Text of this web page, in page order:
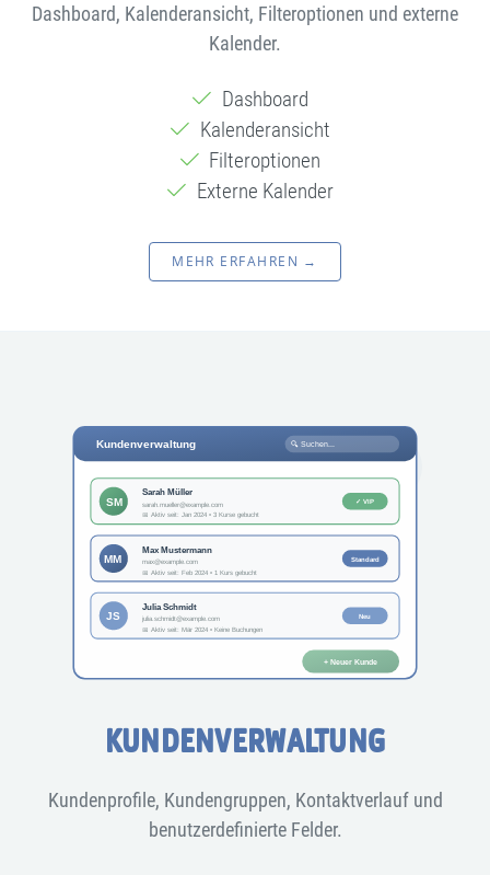
Dashboard, Kalenderansicht, Filteroptionen und externe
Kalender.
Dashboard
Kalenderansicht
Filteroptionen
Externe Kalender
MEHR ERFAHREN →
KUNDENVERWALTUNG
Kundenprofile, Kundengruppen, Kontaktverlauf und
benutzerdefinierte Felder.